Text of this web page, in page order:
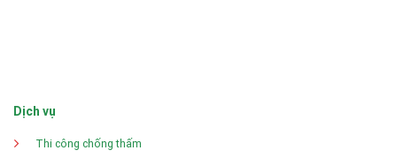
Dịch vụ
Thi công chống thấm